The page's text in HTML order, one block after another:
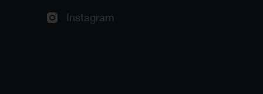
Instagram